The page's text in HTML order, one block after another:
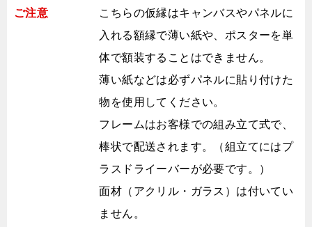
ご注意
こちらの仮縁はキャンバスやパネルに
入れる額縁で薄い紙や、ポスターを単
体で額装することはできません。
薄い紙などは必ずパネルに貼り付けた
物を使用してください。
フレームはお客様での組み立て式で、
棒状で配送されます。（組立てにはプ
ラスドライーバーが必要です。）
面材（アクリル・ガラス）は付いてい
ません。